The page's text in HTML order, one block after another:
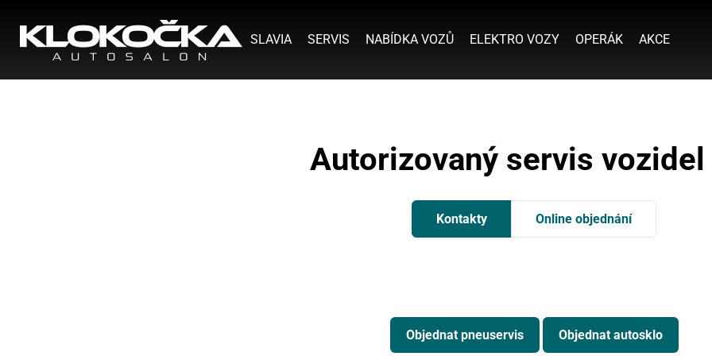
SLAVIA SERVIS NABÍDKA VOZŮ ELEKTRO VOZY OPERÁK AKCE
Autorizovaný servis vozidel
Kontakty Online objednání
Objednat pneuservis Objednat autosklo